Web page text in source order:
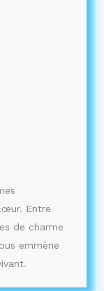
Entre
de charme
emmène